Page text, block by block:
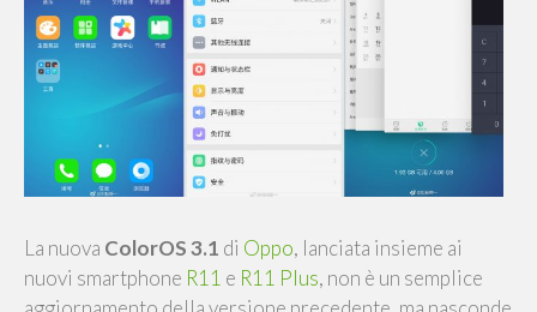
La nuova ColorOS 3.1 di Oppo, lanciata insieme ai
nuovi smartphone R11 e R11 Plus, non è un semplice